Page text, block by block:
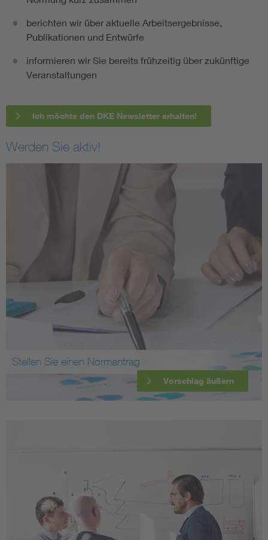
berichten wir über aktuelle Arbeitsergebnisse,
Publikationen und Entwürfe
informieren wir Sie bereits frühzeitig über zukünftige
Veranstaltungen
Ich möchte den DKE Newsletter erhalten!
Werden Sie aktiv!
Stellen Sie einen Normantrag
Vorschlag äußern